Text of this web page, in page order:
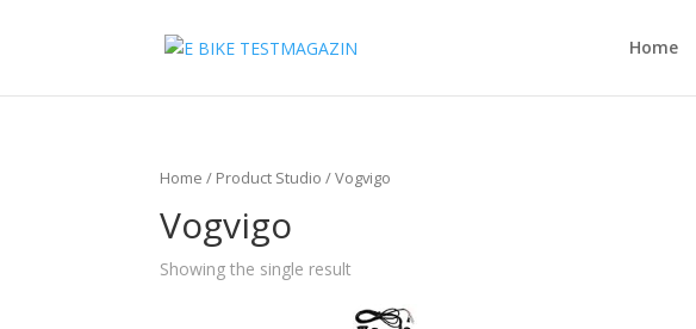
Home
Home / Product Studio / Vogvigo
Vogvigo
Showing the single result